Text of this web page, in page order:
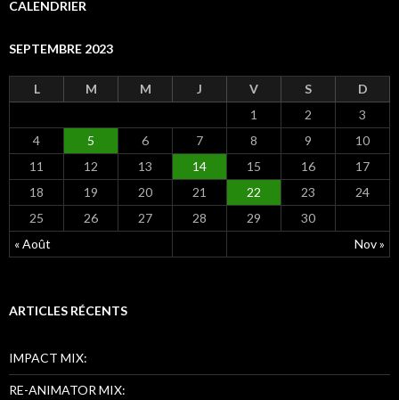
e
h
CALENDRIER
SEPTEMBRE 2023
L M M J V S D
« Août Nov »
1 2
3
4
5 6 7 8 9
10
11
12 13 14 15 16
17
18
19 20 21 22 23
24
25
26 27 28 29 30
ARTICLES RÉCENTS
IMPACT MIX:
RE-ANIMATOR MIX: